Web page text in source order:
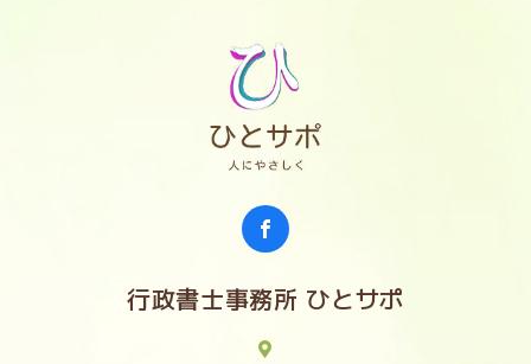
行政書士事務所 ひとサポ